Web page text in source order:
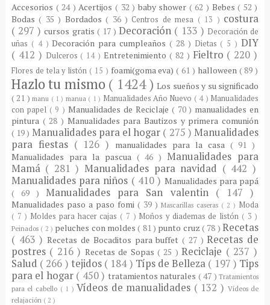
Accesorios ( 24 )Acertijos ( 32 ) baby shower ( 62 ) Bebes( 52 )
Bodas( 35 ) Bordados( 36 ) Centros de mesa ( 13 ) costura
( 297 )cursos gratis ( 17 )Decoración ( 133 ) Decoración de
uñas ( 4 )Decoración para cumpleaños( 28 ) Dietas ( 5 )DIY
( 412 ) Dulceros ( 14 )Entretenimiento ( 82 ) Fieltro ( 220 )
Flores de tela y listón ( 15 ) foami(goma eva)( 61 ) halloween ( 89 )
Hazlo tu mismo ( 1424 )Los sueños y su significado
( 21 )manu ( 1 ) manua ( 1 ) Manualidades Año Nuevo ( 4 ) Manualidades
con papel ( 9 )Manualidades de Reciclaje ( 70 ) manualidades en
pintura ( 28 ) Manualidades para Bautizos y primera comunión
( 19 ) Manualidades para el hogar ( 275 )Manualidades
para fiestas ( 126 ) manualidades para la casa ( 91 )
Manualidades para la pascua ( 46 )Manualidades para
Mamá ( 281 ) Manualidades para navidad ( 442 )
Manualidades para niños ( 410 ) Manualidades para papá
( 69 )Manualidades para San valentin ( 147 )
Manualidades paso a paso fomi ( 39 )Mascarillas caseras ( 2 ) Moda
( 7 ) Moldes para hacer cajas ( 7 ) Moños y diademas de listón ( 3 )
Peinados ( 2 ) peluches con moldes( 81 ) punto cruz( 78 )Recetas
( 463 )Recetas de Bocaditos para buffet( 27 )Recetas de
postres ( 216 ) Recetas de Sopas( 25 )Reciclaje ( 237 )
Salud ( 266 ) tejidos ( 184 ) Típs de Belleza ( 197 ) Tips
para el hogar ( 450 ) tratamientos naturales ( 47 )Tratamientos
para el cabello ( 1 ) Vídeos de manualidades ( 132 ) Vídeos de
relajación ( 2 )